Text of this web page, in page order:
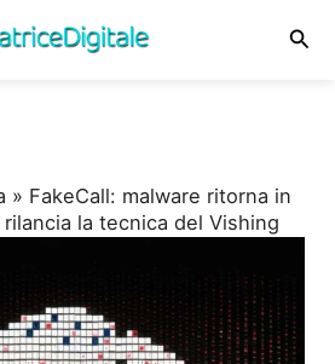
» FakeCall: malware ritorna in
la tecnica del Vishing